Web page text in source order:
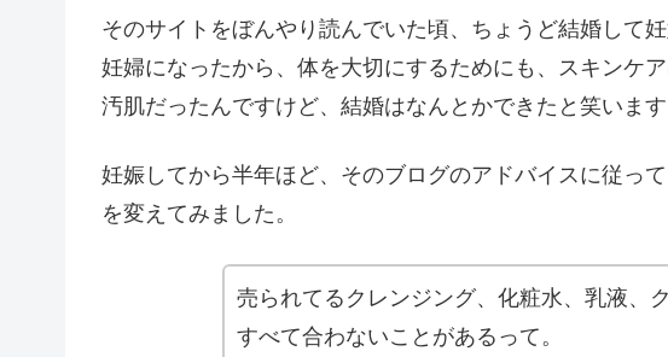
そのサイトをぼんやり読んでいた頃、ちょうど結婚して妊
妊婦になったから、体を大切にするためにも、スキンケ
汚肌だったんですけど、結婚はなんとかできたと笑います
妊娠してから半年ほど、そのブログのアドバイスに従っ
を変えてみました。
売られてるクレンジング、化粧水、乳液、ク
すべて合わないことがあるって。